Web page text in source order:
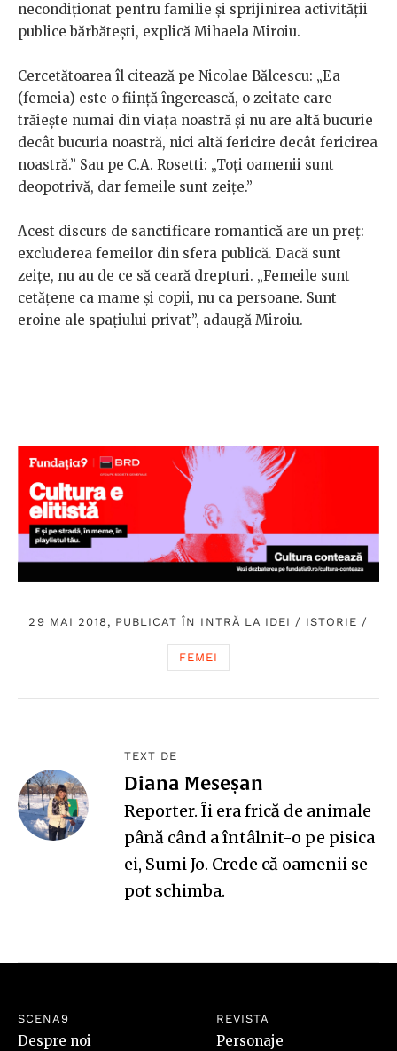
necondiționat pentru familie și sprijinirea activității
publice bărbătești, explică Mihaela Miroiu.
Cercetătoarea îl citează pe Nicolae Bălcescu: „Ea
(femeia) este o ființă îngerească, o zeitate care
trăiește numai din viața noastră și nu are altă bucurie
decât bucuria noastră, nici altă fericire decât fericirea
noastră.” Sau pe C.A. Rosetti: „Toți oamenii sunt
deopotrivă, dar femeile sunt zeițe.”
Acest discurs de sanctificare romantică are un preț:
excluderea femeilor din sfera publică. Dacă sunt
zeițe, nu au de ce să ceară drepturi. „Femeile sunt
cetățene ca mame și copii, nu ca persoane. Sunt
eroine ale spațiului privat”, adaugă Miroiu.
29 MAI 2018, PUBLICAT ÎN INTRĂ LA IDEI / ISTORIE /
FEMEI
TEXT DE
Diana Meseșan
Reporter. Îi era frică de animale
până când a întâlnit-o pe pisica
ei, Sumi Jo. Crede că oamenii se
pot schimba.
SCENA9
Despre noi
REVISTA
Personaje